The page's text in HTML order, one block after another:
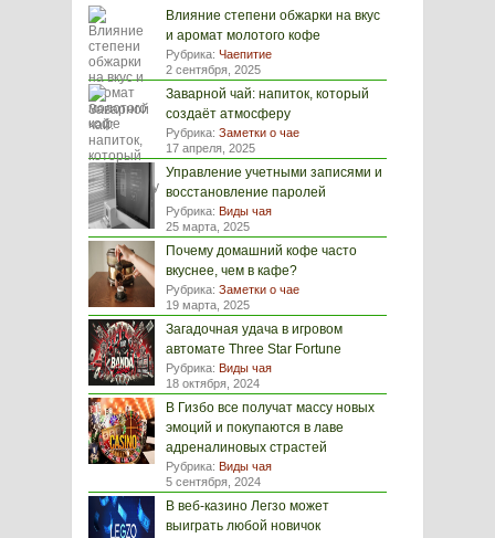
Влияние степени обжарки на вкус
и аромат молотого кофе
Рубрика: Чаепитие
2 сентября, 2025
Заварной чай: напиток, который
создаёт атмосферу
Рубрика: Заметки о чае
17 апреля, 2025
Управление учетными записями и
восстановление паролей
Рубрика: Виды чая
25 марта, 2025
Почему домашний кофе часто
вкуснее, чем в кафе?
Рубрика: Заметки о чае
19 марта, 2025
Загадочная удача в игровом
автомате Three Star Fortune
Рубрика: Виды чая
18 октября, 2024
В Гизбо все получат массу новых
эмоций и покупаются в лаве
адреналиновых страстей
Рубрика: Виды чая
5 сентября, 2024
В веб-казино Легзо может
выиграть любой новичок